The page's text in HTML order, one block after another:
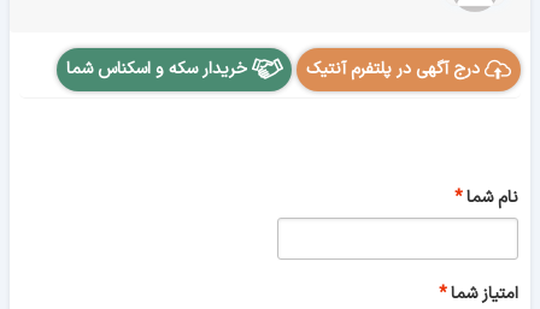
درج آگهی در پلتفرم آنتیک خریدار سکه و اسکناس شما
نام شما
امتیاز شما